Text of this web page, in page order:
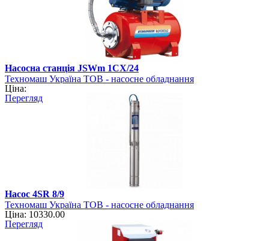
Насосна станція JSWm 1CX/24
Техномаш Україна ТОВ - насосне обладнання
Ціна:
Перегляд
Насос 4SR 8/9
Техномаш Україна ТОВ - насосне обладнання
Ціна: 10330.00
Перегляд